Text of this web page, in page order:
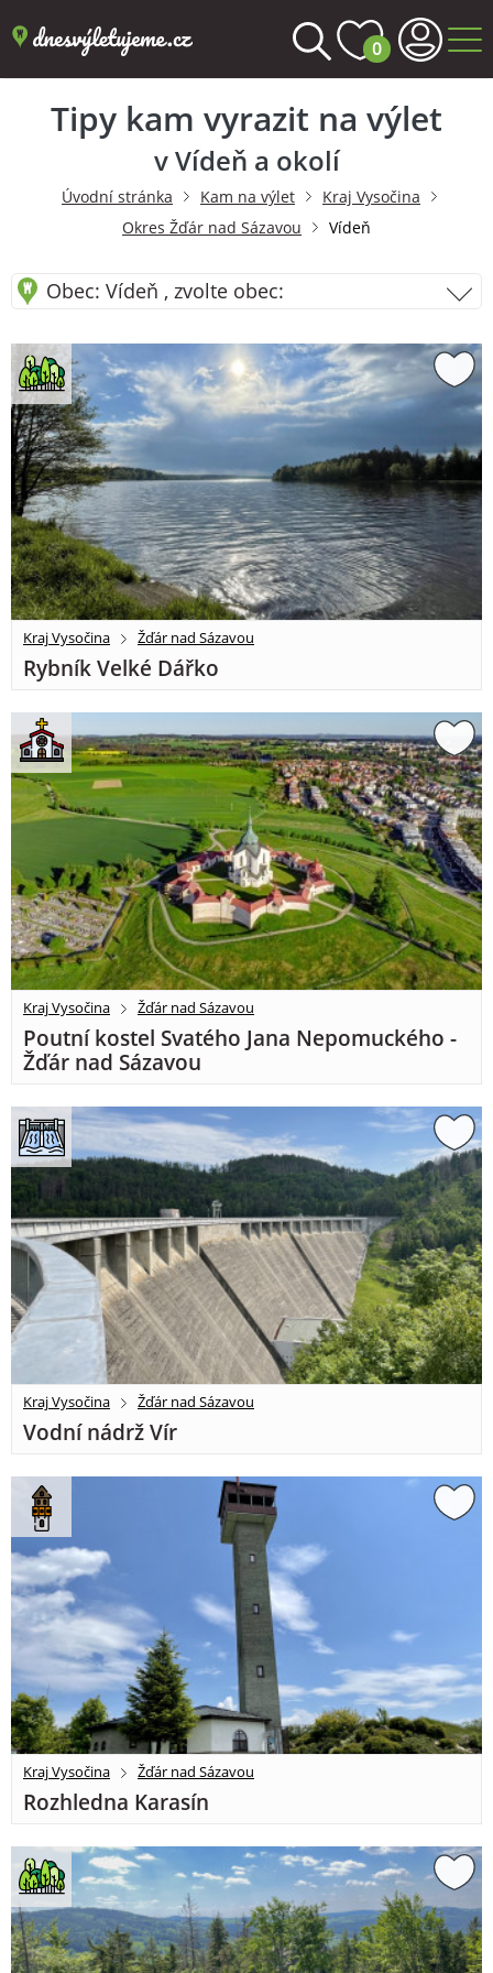
0
Tipy kam vyrazit na výlet
v Vídeň a okolí
Úvodní stránka Kam na výlet
Kraj Vysočina
Okres Žďár nad Sázavou
Vídeň
Obec: Vídeň , zvolte obec:
Kraj Vysočina Žďár nad Sázavou
Rybník Velké Dářko
Kraj Vysočina Žďár nad Sázavou
Poutní kostel Svatého Jana Nepomuckého -
Žďár nad Sázavou
Kraj Vysočina Žďár nad Sázavou
Vodní nádrž Vír
Kraj Vysočina Žďár nad Sázavou
Rozhledna Karasín